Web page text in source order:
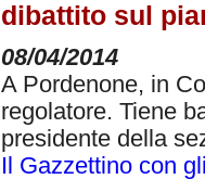
dibattito sul
08/04/2014
A Pordenone, in
regolatore. Tiene
presidente della
Il Gazzettino con